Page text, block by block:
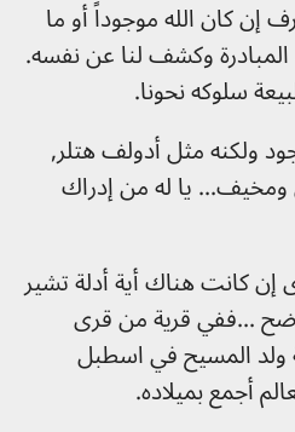
إن كان الله موجوداً أو ما
المبادرة وكشف لنا عن نفسه.
سلوكه نحونا.
ولكنه مثل أدولف هتلر,
يا له من إدراك
إن كانت هناك أية أدلة تشير
...ففي قرية من قرى
قبل 2000 سنة ولد المسيح في اسطبل
أجمع بميلاده.